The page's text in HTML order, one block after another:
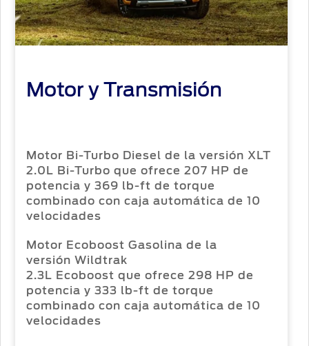
Conoce
Tu Ford
Servicio
Guía de
Mantenimiento
Originales
Responsabilidad
Noticias
Mi
cuenta
Motor y Transmisión
Motor Bi-Turbo Diesel de la versión XLT
2.0L Bi-Turbo que ofrece 207 HP de
potencia y 369 lb-ft de torque
combinado con caja automática de 10
velocidades
Motor Ecoboost Gasolina de la
versión Wildtrak
2.3L Ecoboost que ofrece 298 HP de
potencia y 333 lb-ft de torque
combinado con caja automática de 10
velocidades